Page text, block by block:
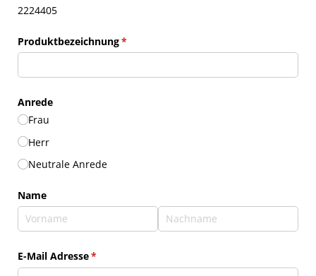
2224405
Produktbezeichnung*
(erforderlich)
Anrede
Frau
Herr
Neutrale Anrede
Name
E-Mail Adresse*
(erforderlich)